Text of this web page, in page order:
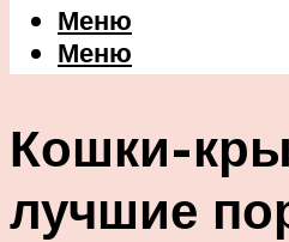
Меню
Меню
Кошки-
лучшие